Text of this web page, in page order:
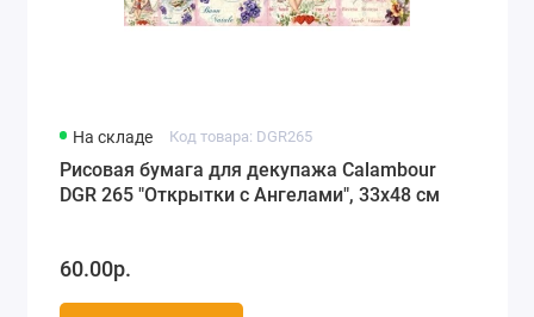
На складе Код товара: DGR265
Рисовая бумага для декупажа Calambour
DGR 265 "Открытки с Ангелами", 33х48 см
60.00р.